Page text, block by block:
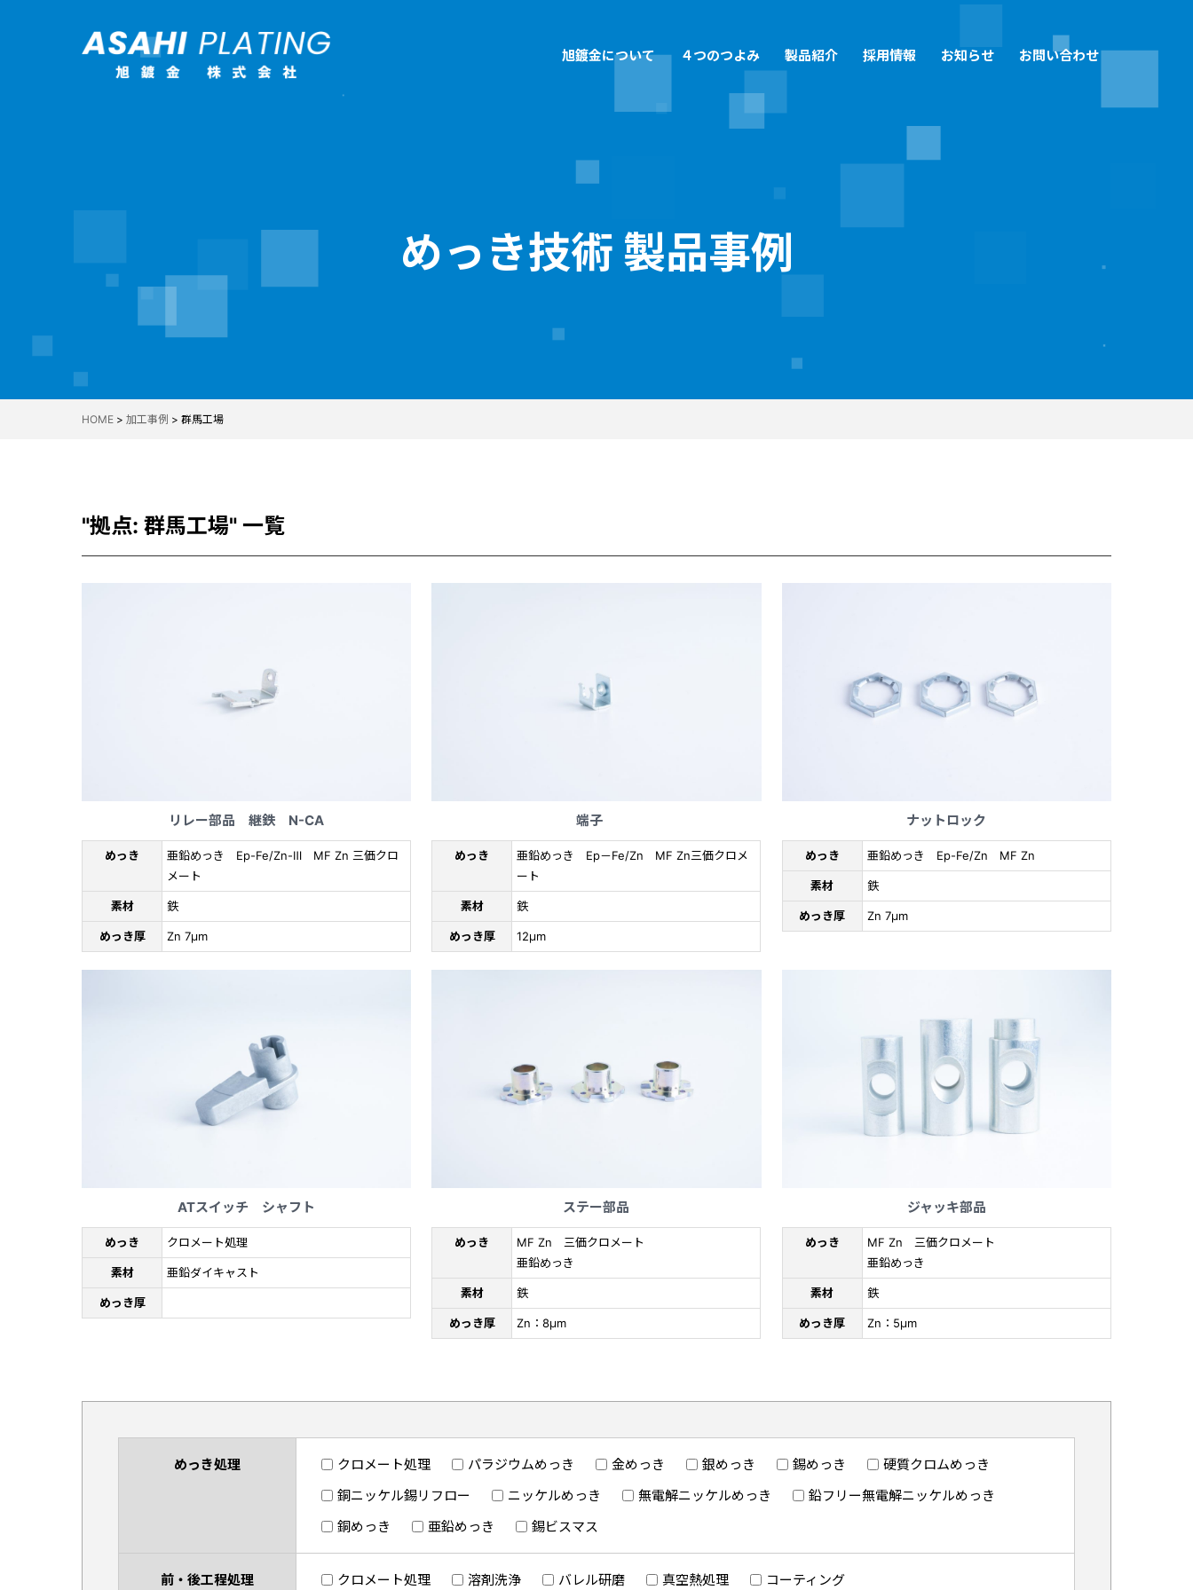
旭鍍金について ４つのつよみ
多様なめっき技術
製品紹介 採用情報
旭鍍金ってどんな会社？数字で見る旭鍍金
旭鍍金の仕事と働く人
お知らせ お問い合わせ
めっき技術 製品事例
HOME > 加工事例 > 群馬工場
"拠点: 群馬工場" 一覧
リレー部品 継鉄 N-CA
めっき
亜鉛めっき Ep-Fe/Zn-Ⅲ MF Zn 三価クロ
メート
素材 鉄
めっき厚 Zn 7μm
端子
めっき
亜鉛めっき Ep－Fe/Zn MF Zn三価クロメ
ート
素材 鉄
めっき厚 12μm
ナットロック
めっき 亜鉛めっき Ep-Fe/Zn MF Zn
素材 鉄
めっき厚 Zn 7μm
ATスイッチ シャフト
めっき クロメート処理
素材 亜鉛ダイキャスト
めっき厚
ステー部品
めっき
MF Zn 三価クロメート
亜鉛めっき
素材 鉄
めっき厚 Zn：8μm
ジャッキ部品
めっき
MF Zn 三価クロメート
亜鉛めっき
素材 鉄
めっき厚 Zn：5μm
めっき処理 クロメート処理 パラジウムめっき 金めっき 銀めっき 錫めっき
硬質クロムめっき
銅ニッケル錫リフロー
ニッケルめっき 無電解ニッケルめっき
鉛フリー無電解ニッケルめっき
銅めっき
亜鉛めっき 錫ビスマス
前・後工程処理 クロメート処理 溶剤洗浄 バレル研磨 真空熱処理 コーティング